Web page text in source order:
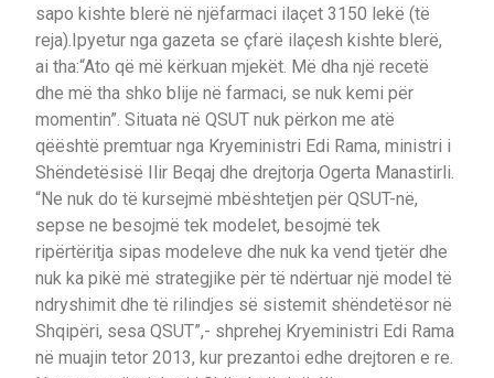
sapo kishte blerë në njëfarmaci ilaçet 3150 lekë (të
reja).Ipyetur nga gazeta se çfarë ilaçesh kishte blerë,
ai tha:“Ato që më kërkuan mjekët. Më dha një recetë
dhe më tha shko blije në farmaci, se nuk kemi për
momentin”. Situata në QSUT nuk përkon me atë
qëështë premtuar nga Kryeministri Edi Rama, ministri i
Shëndetësisë Ilir Beqaj dhe drejtorja Ogerta Manastirli.
“Ne nuk do të kursejmë mbështetjen për QSUT-në,
sepse ne besojmë tek modelet, besojmë tek
ripërtëritja sipas modeleve dhe nuk ka vend tjetër dhe
nuk ka pikë më strategjike për të ndërtuar një model të
ndryshimit dhe të rilindjes së sistemit shëndetësor në
Shqipëri, sesa QSUT”,- shprehej Kryeministri Edi Rama
në muajin tetor 2013, kur prezantoi edhe drejtoren e re.